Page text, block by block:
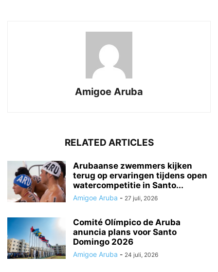
Amigoe Aruba
RELATED ARTICLES
Arubaanse zwemmers kijken
terug op ervaringen tijdens open
watercompetitie in Santo...
Amigoe Aruba - 27 juli, 2026
Comité Olímpico de Aruba
anuncia plans voor Santo
Domingo 2026
Amigoe Aruba - 24 juli, 2026